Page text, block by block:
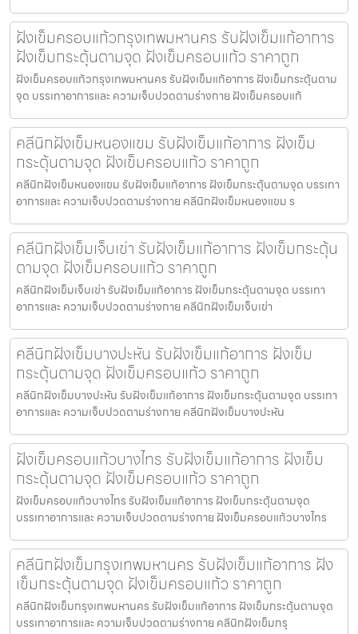
ฝังเข็มครอบแก้วกรุงเทพมหานคร รับฝังเข็มแก้อาการ
ฝังเข็มกระตุ้นตามจุด ฝังเข็มครอบแก้ว ราคาถูก
ฝังเข็มครอบแก้วกรุงเทพมหานคร รับฝังเข็มแก้อาการ ฝังเข็มกระตุ้นตาม
จุด บรรเทาอาการและ ความเจ็บปวดตามร่างกาย ฝังเข็มครอบแก้
คลีนิกฝังเข็มหนองแขม รับฝังเข็มแก้อาการ ฝังเข็ม
กระตุ้นตามจุด ฝังเข็มครอบแก้ว ราคาถูก
คลีนิกฝังเข็มหนองแขม รับฝังเข็มแก้อาการ ฝังเข็มกระตุ้นตามจุด บรรเทา
อาการและ ความเจ็บปวดตามร่างกาย คลีนิกฝังเข็มหนองแขม ร
คลีนิกฝังเข็มเจ็บเข่า รับฝังเข็มแก้อาการ ฝังเข็มกระตุ้น
ตามจุด ฝังเข็มครอบแก้ว ราคาถูก
คลีนิกฝังเข็มเจ็บเข่า รับฝังเข็มแก้อาการ ฝังเข็มกระตุ้นตามจุด บรรเทา
อาการและ ความเจ็บปวดตามร่างกาย คลีนิกฝังเข็มเจ็บเข่า
คลีนิกฝังเข็มบางปะหัน รับฝังเข็มแก้อาการ ฝังเข็ม
กระตุ้นตามจุด ฝังเข็มครอบแก้ว ราคาถูก
คลีนิกฝังเข็มบางปะหัน รับฝังเข็มแก้อาการ ฝังเข็มกระตุ้นตามจุด บรรเทา
อาการและ ความเจ็บปวดตามร่างกาย คลีนิกฝังเข็มบางปะหัน
ฝังเข็มครอบแก้วบางไทร รับฝังเข็มแก้อาการ ฝังเข็ม
กระตุ้นตามจุด ฝังเข็มครอบแก้ว ราคาถูก
ฝังเข็มครอบแก้วบางไทร รับฝังเข็มแก้อาการ ฝังเข็มกระตุ้นตามจุด
บรรเทาอาการและ ความเจ็บปวดตามร่างกาย ฝังเข็มครอบแก้วบางไทร
คลีนิกฝังเข็มกรุงเทพมหานคร รับฝังเข็มแก้อาการ ฝัง
เข็มกระตุ้นตามจุด ฝังเข็มครอบแก้ว ราคาถูก
คลีนิกฝังเข็มกรุงเทพมหานคร รับฝังเข็มแก้อาการ ฝังเข็มกระตุ้นตามจุด
บรรเทาอาการและ ความเจ็บปวดตามร่างกาย คลีนิกฝังเข็มกรุ